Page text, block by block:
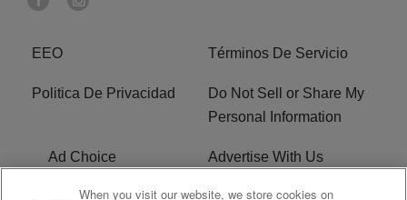
EEO Términos De Servicio
Politica De Privacidad
Do Not Sell or Share My
Personal Information
Ad Choice Advertise With Us
Terms of Service R1 Digital
When you visit our website, we store cookies on